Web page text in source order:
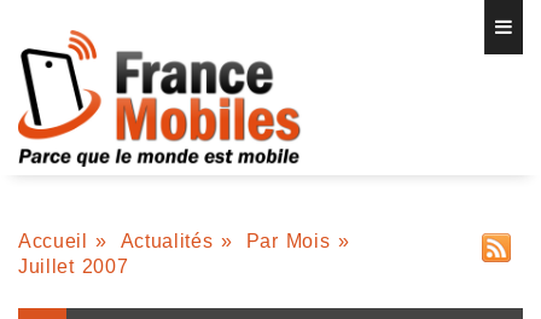
Accueil » Actualités » Par Mois »
Juillet 2007